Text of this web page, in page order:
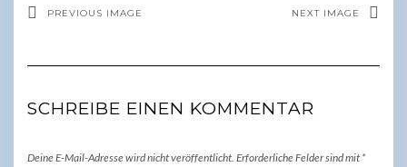
PREVIOUS IMAGE NEXT IMAGE
SCHREIBE EINEN KOMMENTAR
Deine E-Mail-Adresse wird nicht veröffentlicht. Erforderliche Felder sind mit *